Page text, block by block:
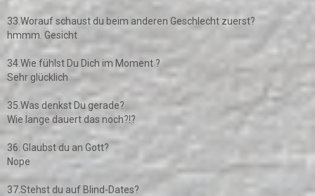
33.Worauf schaust du beim anderen Geschlecht zuerst?
hmmm. Gesicht
34.Wie fühlst Du Dich im Moment ?
Sehr glücklich
35.Was denkst Du gerade?
Wie lange dauert das noch?!?
36. Glaubst du an Gott?
Nope
37.Stehst du auf Blind-Dates?